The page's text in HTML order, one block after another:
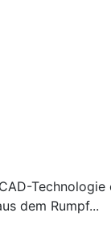
dem Rumpf...